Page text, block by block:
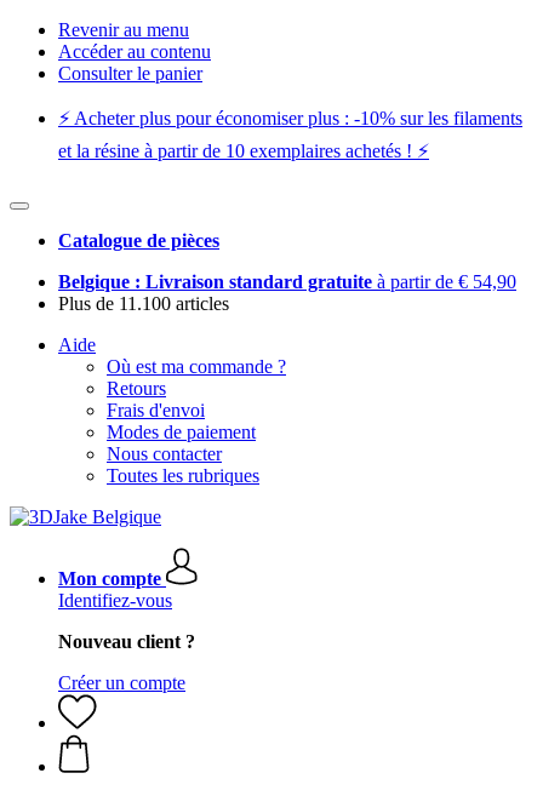
Revenir au menu
Accéder au contenu
Consulter le panier
⚡️ Acheter plus pour économiser plus : -10% sur les filaments
et la résine à partir de 10 exemplaires achetés ! ⚡️
Catalogue de pièces
Belgique : Livraison standard gratuite à partir de € 54,90
Plus de 11.100 articles
Aide
Où est ma commande ?
Retours
Frais d'envoi
Modes de paiement
Nous contacter
Toutes les rubriques
Mon compte
Identifiez-vous
Nouveau client ?
Créer un compte